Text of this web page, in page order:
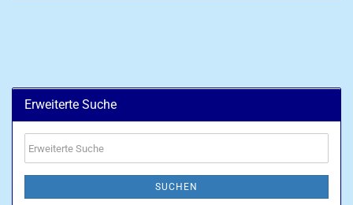
Erweiterte Suche
Suche
SUCHEN